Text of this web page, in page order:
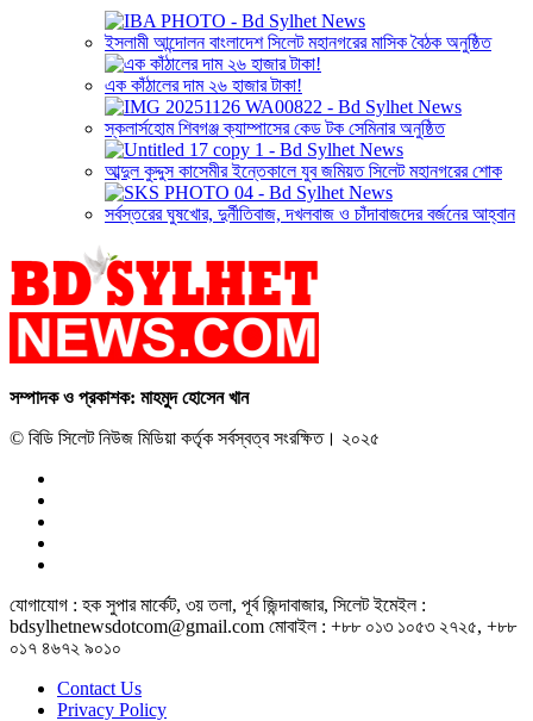
ইসলামী আন্দোলন বাংলাদেশ সিলেট মহানগরের মাসিক বৈঠক অনুষ্ঠিত
এক কাঁঠালের দাম ২৬ হাজার টাকা!
স্কলার্সহোম শিবগঞ্জ ক্যাম্পাসের কেড টক সেমিনার অনুষ্ঠিত
আব্দুল কুদ্দুস কাসেমীর ইন্তেকালে যুব জমিয়ত সিলেট মহানগরের শোক
সর্বস্তরের ঘুষখোর, দুর্নীতিবাজ, দখলবাজ ও চাঁদাবাজদের বর্জনের আহ্বান
সম্পাদক ও প্রকাশক: মাহমুদ হোসেন খান
© বিডি সিলেট নিউজ মিডিয়া কর্তৃক সর্বস্বত্ব সংরক্ষিত। ২০২৫
যোগাযোগ : হক সুপার মার্কেট, ৩য় তলা, পূর্ব জিন্দাবাজার, সিলেট ইমেইল :
bdsylhetnewsdotcom@gmail.com মোবাইল : +৮৮ ০১৩ ১০৫৩ ২৭২৫, +৮৮
০১৭ ৪৬৭২ ৯০১০
Contact Us
Privacy Policy